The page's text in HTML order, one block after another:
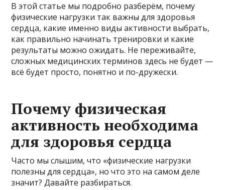
В этой статье мы подробно разберём, почему
физические нагрузки так важны для здоровья
сердца, какие именно виды активности выбрать,
как правильно начинать тренировки и какие
результаты можно ожидать. Не переживайте,
сложных медицинских терминов здесь не будет —
всё будет просто, понятно и по-дружески.
Почему физическая
активность необходима
для здоровья сердца
Часто мы слышим, что «физические нагрузки
полезны для сердца», но что это на самом деле
значит? Давайте разбираться.